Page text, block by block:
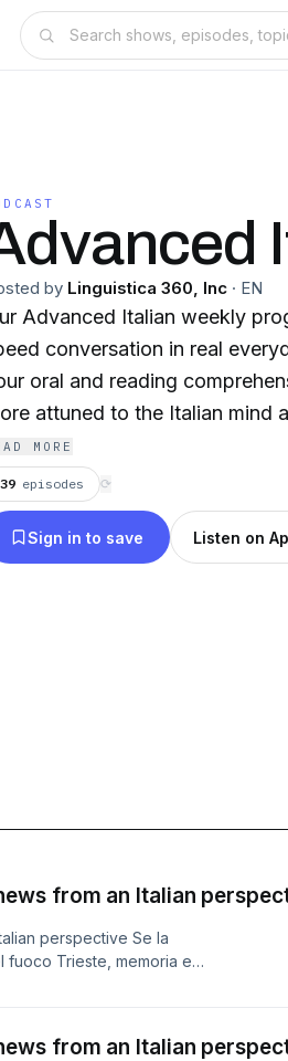
by Linguistica 360, Inc · EN
Advanced Italian weekly
conversation in real
oral and reading
attuned to the Italian mind
our engaging hosts will
Italian events and help you
MORE
39 episodes ⟳
Sign in to save Listen on
from an Italian
perspective Se la
fuoco Trieste, memoria e
from an Italian